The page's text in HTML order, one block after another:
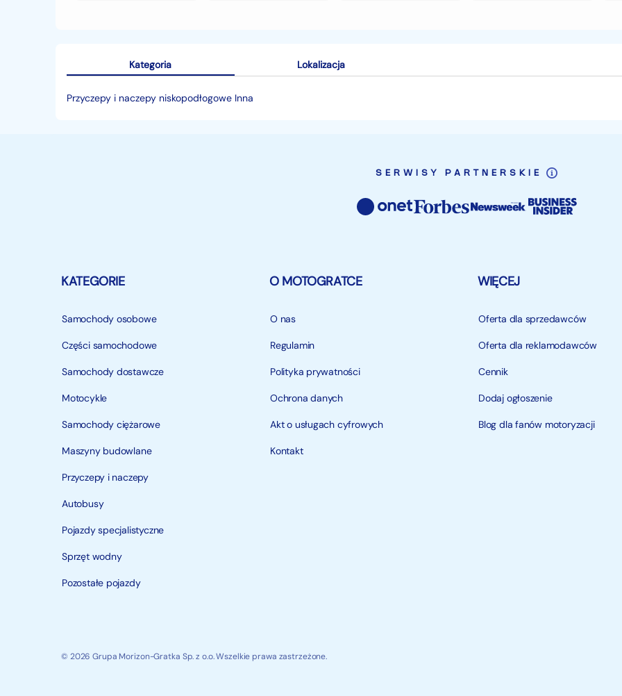
Kategoria
Przyczepy i naczepy niskopodłogowe Inna
Lokalizacja
SERWISY PARTNERSKIE
KATEGORIE
Samochody osobowe
Części samochodowe
Samochody dostawcze
Motocykle
Samochody ciężarowe
Maszyny budowlane
Przyczepy i naczepy
Autobusy
Pojazdy specjalistyczne
Sprzęt wodny
Pozostałe pojazdy
O MOTOGRATCE
O nas
Regulamin
Polityka prywatności
Ochrona danych
Akt o usługach cyfrowych
Kontakt
WIĘCEJ
Oferta dla sprzedawców
Oferta dla reklamodawców
Cennik
Dodaj ogłoszenie
Blog dla fanów motoryzacji
© 2026 Grupa Morizon-Gratka Sp. z o.o. Wszelkie prawa zastrzeżone.